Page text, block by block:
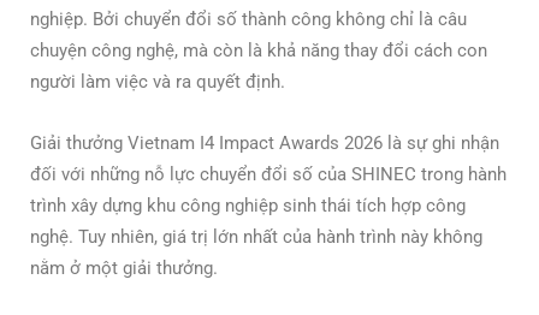
nghiệp. Bởi chuyển đổi số thành công không chỉ là câu
chuyện công nghệ, mà còn là khả năng thay đổi cách con
người làm việc và ra quyết định.
Giải thưởng Vietnam I4 Impact Awards 2026 là sự ghi nhận
đối với những nỗ lực chuyển đổi số của SHINEC trong hành
trình xây dựng khu công nghiệp sinh thái tích hợp công
nghệ. Tuy nhiên, giá trị lớn nhất của hành trình này không
nằm ở một giải thưởng.